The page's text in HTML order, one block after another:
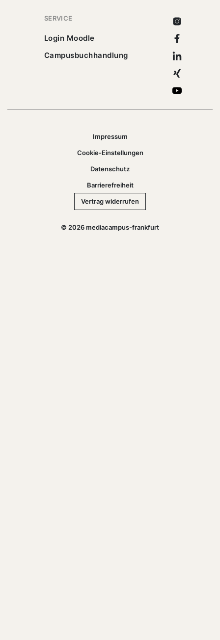
SERVICE
Login Moodle
Campusbuchhandlung
Instagram
Facebook
Linkedin
Xing
Youtube
© 2026 mediacampus-frankfurt
Impressum
Cookie-Einstellungen
Datenschutz
Barrierefreiheit
Vertrag widerrufen